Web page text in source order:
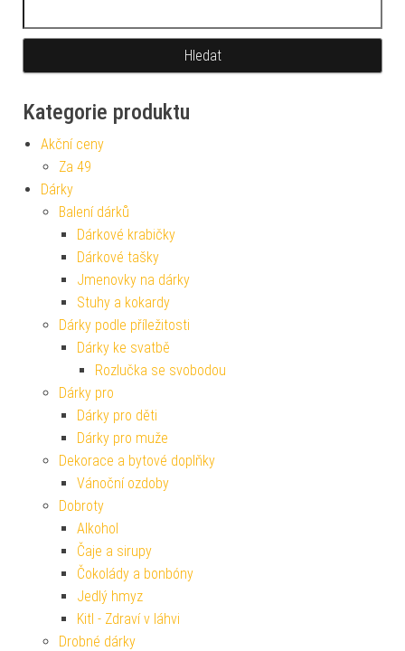
Kategorie produktu
Akční ceny
Za 49
Dárky
Balení dárků
Dárkové krabičky
Dárkové tašky
Jmenovky na dárky
Stuhy a kokardy
Dárky podle příležitosti
Dárky ke svatbě
Rozlučka se svobodou
Dárky pro
Dárky pro děti
Dárky pro muže
Dekorace a bytové doplňky
Vánoční ozdoby
Dobroty
Alkohol
Čaje a sirupy
Čokolády a bonbóny
Jedlý hmyz
Kitl - Zdraví v láhvi
Drobné dárky